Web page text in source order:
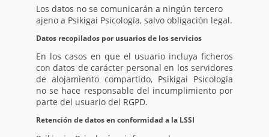
Los datos no se comunicarán a ningún tercero
ajeno a Psikigai Psicología, salvo obligación legal.
Datos recopilados por usuarios de los servicios
En los casos en que el usuario incluya ficheros
con datos de carácter personal en los servidores
de alojamiento compartido, Psikigai Psicología
no se hace responsable del incumplimiento por
parte del usuario del RGPD.
Retención de datos en conformidad a la LSSI